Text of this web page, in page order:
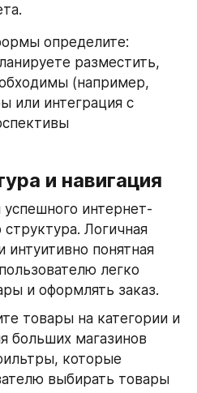
определите:
разместить,
(например,
или интеграция с
и навигация
интернет-
структура. Логичная
интуитивно понятная
легко
и оформлять заказ.
товары на категории и
больших магазинов
которые
выбирать товары